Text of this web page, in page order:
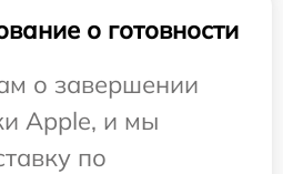
о готовности
о завершении
Apple, и мы
по